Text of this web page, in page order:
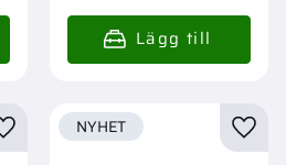
Lägg till i favoriter
NYHET